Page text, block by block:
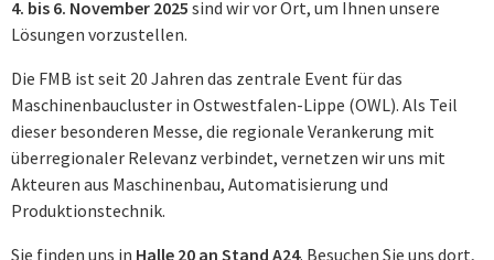
4. bis 6. November 2025 sind wir vor Ort, um Ihnen unsere
Lösungen vorzustellen.
Die FMB ist seit 20 Jahren das zentrale Event für das
Maschinenbaucluster in Ostwestfalen-Lippe (OWL). Als Teil
dieser besonderen Messe, die regionale Verankerung mit
überregionaler Relevanz verbindet, vernetzen wir uns mit
Akteuren aus Maschinenbau, Automatisierung und
Produktionstechnik.
Sie finden uns in Halle 20 an Stand A24. Besuchen Sie uns dort,